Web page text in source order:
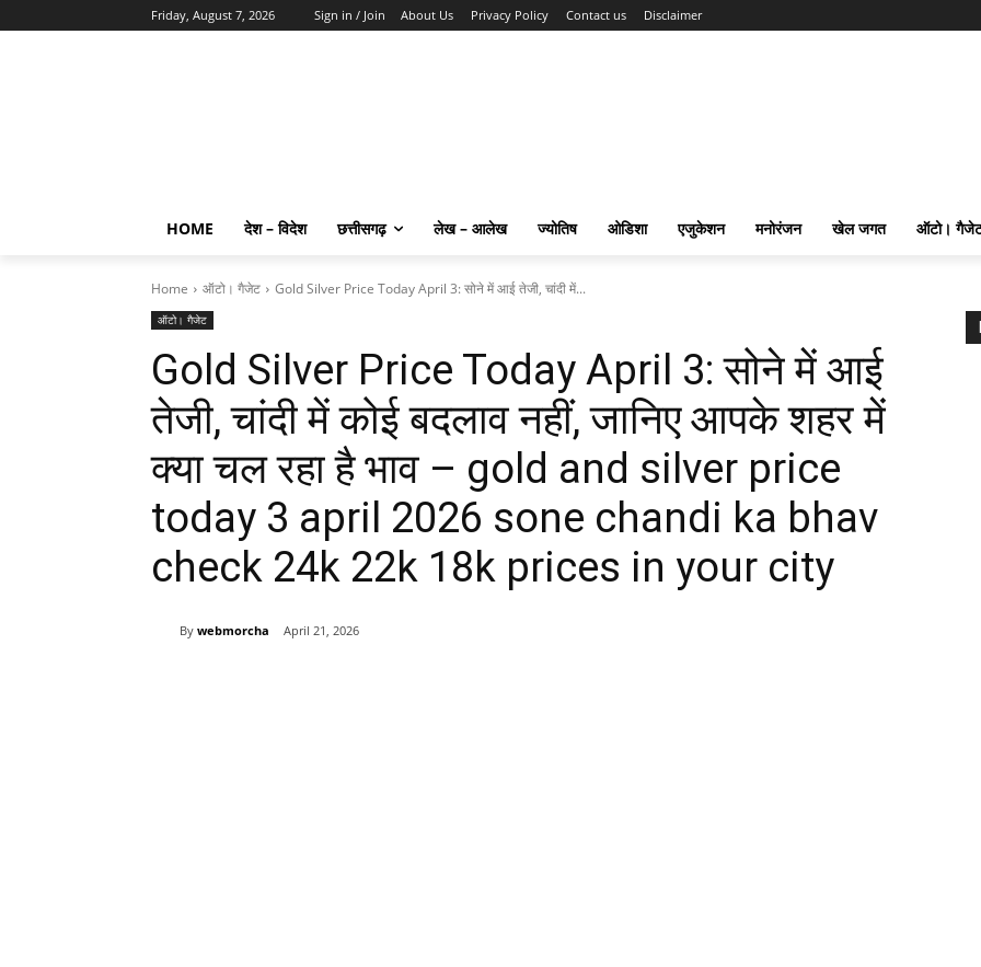
Friday, August 7, 2026 Sign in / Join About Us Privacy Policy Contact us Disclaimer
HOME देश – विदेश छत्तीसगढ़ लेख – आलेख ज्योतिष ओडिशा एजुकेशन मनोरंजन खेल जगत ऑटो।
Home ऑटो। गैजेट Gold Silver Price Today April 3: सोने में आई तेजी, चांदी में...
ऑटो। गैजेट
Gold Silver Price Today April 3: सोने में आई
तेजी, चांदी में कोई बदलाव नहीं, जानिए आपके शहर में
क्या चल रहा है भाव – gold and silver price
today 3 april 2026 sone chandi ka bhav
check 24k 22k 18k prices in your city
By webmorcha April 21, 2026